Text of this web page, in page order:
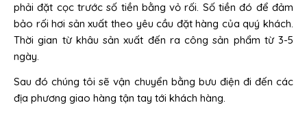
phải đặt cọc trước số tiền bằng vỏ rối. Số tiền đó để đảm
bảo rối hơi sản xuất theo yêu cầu đặt hàng của quý khách.
Thời gian từ khâu sản xuất đến ra công sản phẩm từ 3-5
ngày.
Sau đó chúng tôi sẽ vận chuyển bằng bưu điện đi đến các
địa phương giao hàng tận tay tới khách hàng.